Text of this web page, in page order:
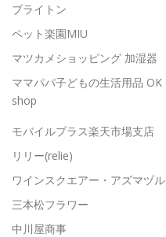
ブライトン
ペット楽園MIU
マツカメショッピング 加湿器
ママパパ子どもの生活用品 OK
shop
モバイルプラス楽天市場支店
リリー(relie)
ワインスクエアー・アズマヅル
三本松フラワー
中川屋商事